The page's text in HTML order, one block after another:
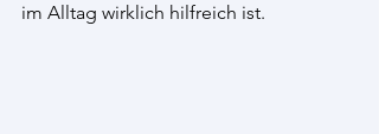
im Alltag wirklich hilfreich ist.